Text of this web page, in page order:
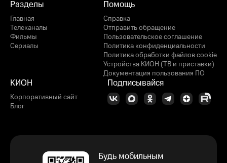
Разделы
Главная
Телеканалы
Фильмы
Сериалы
Помощь
Справка
Отправить обращение
Пользовательское соглашение
Политика конфиденциальности
Политика обработки файлов cookie
Устройства КИОН (ТВ и приставки)
Документация пользования ПО
КИОН
Корпоративный сайт
Блог
Подписывайся
Будь мобильным